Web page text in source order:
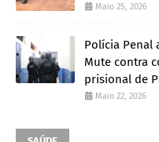
Maio 25, 2026
Polícia Penal
Mute contra
prisional de
Maio 22, 2026